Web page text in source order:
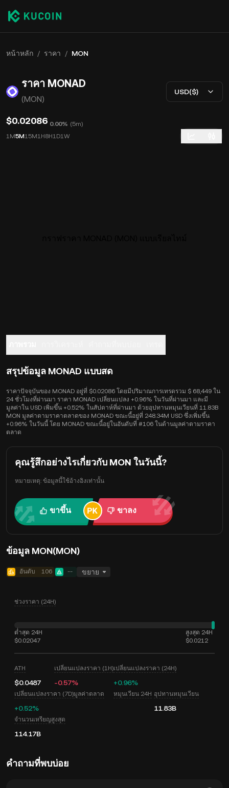
หน้าหลัก / ราคา / MON
ราคา MONAD
(MON)
USD($)
$0.02086 0.00% (5m)
1M5M15M1H8H1D1W
สรุปข้อมูล MONAD แบบสด
ราคาปัจจุบันของ MONAD อยู่ที่ $0.02086 โดยมีปริมาณการเทรดรวม $ 68,449 ใน
24 ชั่วโมงที่ผ่านมา ราคา MONAD เปลี่ยนแปลง +0.96% ในวันที่ผ่านมา และมี
มูลค่าใน USD เพิ่มขึ้น +0.52% ในสัปดาห์ที่ผ่านมา ด้วยอุปทานหมุนเวียนที่ 11.83B
MON มูลค่าตามราคาตลาดของ MONAD ขณะนี้อยู่ที่ 248.34M USD ซึ่งเพิ่มขึ้น
+0.96% ในวันนี้ โดย MONAD ขณะนี้อยู่ในอันดับที่ #106 ในด้านมูลค่าตามราคา
ตลาด
คุณรู้สึกอย่างไรเกี่ยวกับ MON ในวันนี้?
หมายเหตุ: ข้อมูลนี้ใช้อ้างอิงเท่านั้น
ขาขึ้น ขาลง
ข้อมูล MON(MON)
อันดับ 106 -- ขยาย
ช่วงราคา (24H)
ต่ำสุด 24H
$0.02047
สูงสุด 24H
$0.0212
ATH
$0.0487
เปลี่ยนแปลงราคา (1H)
-0.57%
เปลี่ยนแปลงราคา (24H)
+0.96%
เปลี่ยนแปลงราคา (7D)
+0.52%
มูลค่าตลาด หมุนเวียน 24H อุปทานหมุนเวียน
11.83B
จำนวนเหรียญสูงสุด
114.17B
คำถามที่พบบ่อย